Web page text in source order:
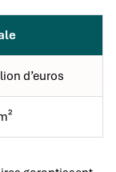
d’euros